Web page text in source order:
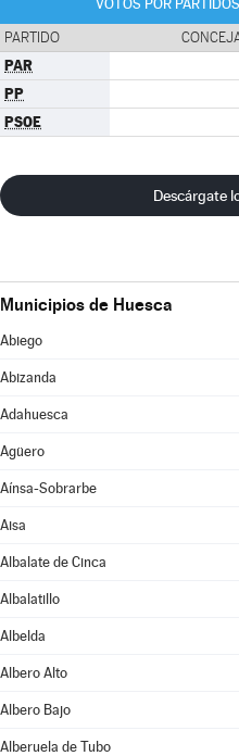
VOTOS POR
PARTIDO
PAR
PP
PSOE
Descárgate
Municipios de Huesca
Abiego
Abizanda
Adahuesca
Agüero
Aínsa-Sobrarbe
Aisa
Albalate de Cinca
Albalatillo
Albelda
Albero Alto
Albero Bajo
Alberuela de Tubo